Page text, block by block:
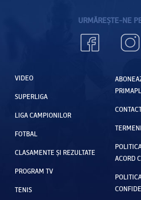
URMĂREȘTE-NE
VIDEO
SUPERLIGA
LIGA CAMPIONILOR
FOTBAL
CLASAMENTE ȘI REZULTATE
PROGRAM TV
TENIS
ACORD